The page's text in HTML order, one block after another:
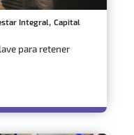
Integral, Capital
para retener